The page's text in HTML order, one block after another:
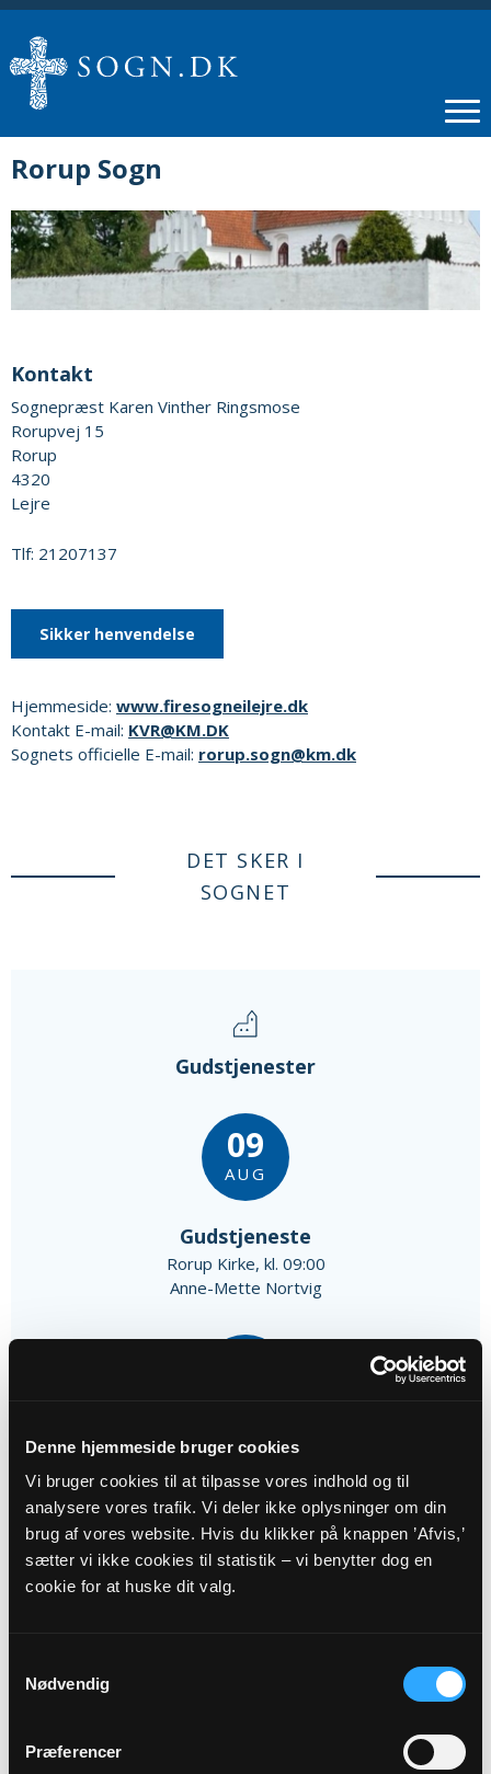
Denne hjemmeside bruger cookies
Vi bruger cookies til at tilpasse vores indhold og til
analysere vores trafik. Vi deler ikke oplysninger om din
brug af vores website. Hvis du klikker på knappen ’Afvis,’
sætter vi ikke cookies til statistik – vi benytter dog en
cookie for at huske dit valg.
Nødvendig
Præferencer
Rorup Sogn
Kontakt
Sognepræst Karen Vinther Ringsmose
Rorupvej 15
Rorup
4320
Lejre
Tlf: 21207137
Sikker henvendelse
Hjemmeside: www.firesogneilejre.dk
Kontakt E-mail: KVR@KM.DK
Sognets officielle E-mail: rorup.sogn@km.dk
DET SKER I
SOGNET
Gudstjenester
09
AUG
Gudstjeneste
Rorup Kirke, kl. 09:00
Anne-Mette Nortvig
Højmesse
Rorup Kirke, kl. 10:00
Karen Vinther Ringsmose
Alle gudstjenester